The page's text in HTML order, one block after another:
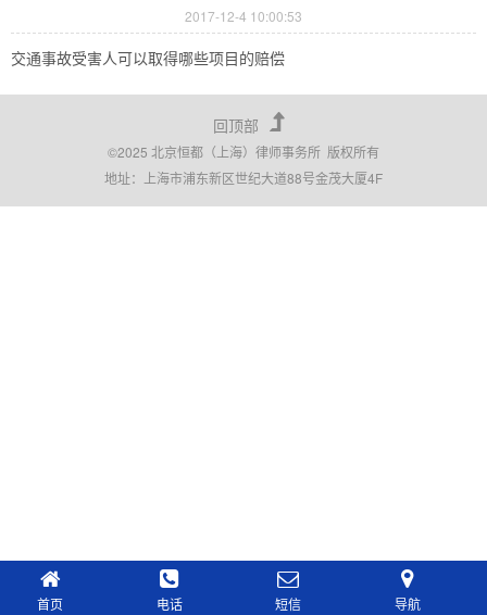
2017-12-4 10:00:53
交通事故受害人可以取得哪些项目的赔偿
回顶部
©2025 北京恒都（上海）律师事务所 版权所有
地址：上海市浦东新区世纪大道88号金茂大厦4F
首页 电话 短信 导航